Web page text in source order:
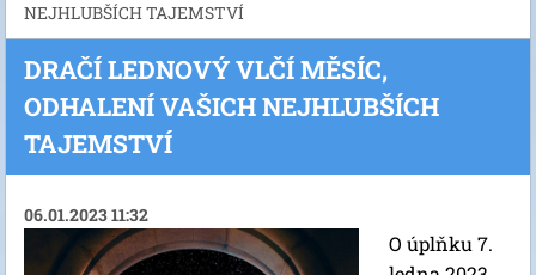
NEJHLUBŠÍCH TAJEMSTVÍ
DRAČÍ LEDNOVÝ VLČÍ MĚSÍC,
ODHALENÍ VAŠICH NEJHLUBŠÍCH
TAJEMSTVÍ
06.01.2023 11:32
O úplňku 7.